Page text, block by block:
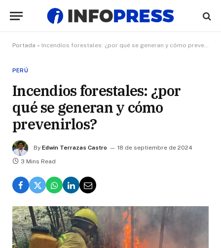
Portada » Incendios forestales: ¿por qué se generan y cómo prevenirlos?
PERÚ
Incendios forestales: ¿por
qué se generan y cómo
prevenirlos?
By Edwin Terrazas Castro
18 de septiembre de 2024
3 Mins Read